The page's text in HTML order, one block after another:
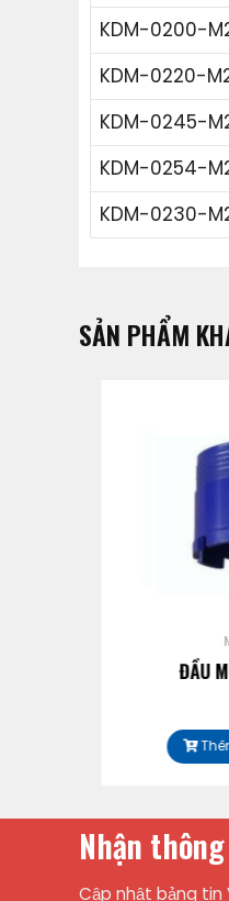
KDM-0200-
KDM-0220-
KDM-0245-
KDM-0254-
KDM-0230-
SẢN PHẨM
ĐẦU
Thêm
Nhận
Cập nhật bảng